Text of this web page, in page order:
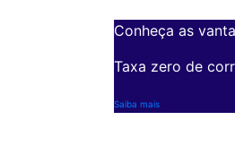
Conheça as
Taxa zero de
Saiba mais